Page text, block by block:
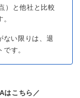
）と他社と比較
ない限りは、退
す。
はこちら／